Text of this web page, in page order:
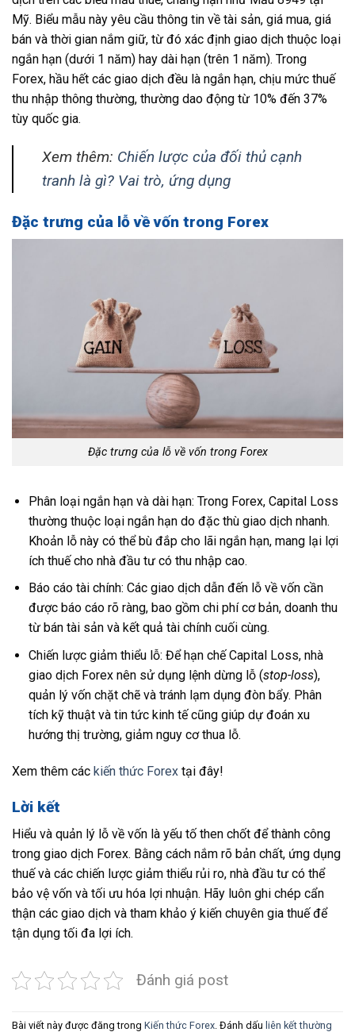
Mỹ. Biểu mẫu này yêu cầu thông tin về tài sản, giá mua, giá
bán và thời gian nắm giữ, từ đó xác định giao dịch thuộc loại
ngắn hạn (dưới 1 năm) hay dài hạn (trên 1 năm). Trong
Forex, hầu hết các giao dịch đều là ngắn hạn, chịu mức thuế
thu nhập thông thường, thường dao động từ 10% đến 37%
tùy quốc gia.
Xem thêm: Chiến lược của đối thủ cạnh
tranh là gì? Vai trò, ứng dụng
Đặc trưng của lỗ về vốn trong Forex
Đặc trưng của lỗ về vốn trong Forex
Phân loại ngắn hạn và dài hạn: Trong Forex, Capital Loss
thường thuộc loại ngắn hạn do đặc thù giao dịch nhanh.
Khoản lỗ này có thể bù đắp cho lãi ngắn hạn, mang lại lợi
ích thuế cho nhà đầu tư có thu nhập cao.
Báo cáo tài chính: Các giao dịch dẫn đến lỗ về vốn cần
được báo cáo rõ ràng, bao gồm chi phí cơ bản, doanh thu
từ bán tài sản và kết quả tài chính cuối cùng.
Chiến lược giảm thiểu lỗ: Để hạn chế Capital Loss, nhà
giao dịch Forex nên sử dụng lệnh dừng lỗ (stop-loss),
quản lý vốn chặt chẽ và tránh lạm dụng đòn bẩy. Phân
tích kỹ thuật và tin tức kinh tế cũng giúp dự đoán xu
hướng thị trường, giảm nguy cơ thua lỗ.
Xem thêm các kiến thức Forex tại đây!
Lời kết
Hiểu và quản lý lỗ về vốn là yếu tố then chốt để thành công
trong giao dịch Forex. Bằng cách nắm rõ bản chất, ứng dụng
thuế và các chiến lược giảm thiểu rủi ro, nhà đầu tư có thể
bảo vệ vốn và tối ưu hóa lợi nhuận. Hãy luôn ghi chép cẩn
thận các giao dịch và tham khảo ý kiến chuyên gia thuế để
tận dụng tối đa lợi ích.
Đánh giá post
Bài viết này được đăng trong Kiến thức Forex . Đánh dấu liên kết thường